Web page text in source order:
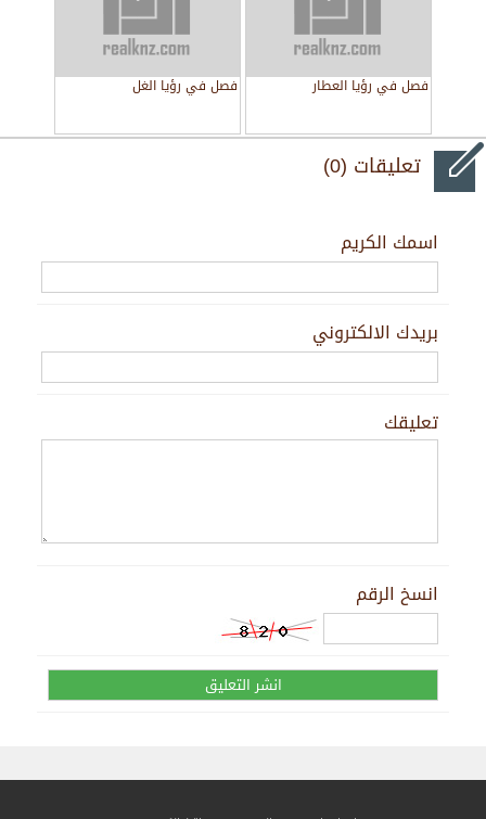
فصل في رؤيا العطار فصل في رؤيا الغل
تعليقات (0)
اسمك الكريم
بريدك الالكتروني
تعليقك
انسخ الرقم